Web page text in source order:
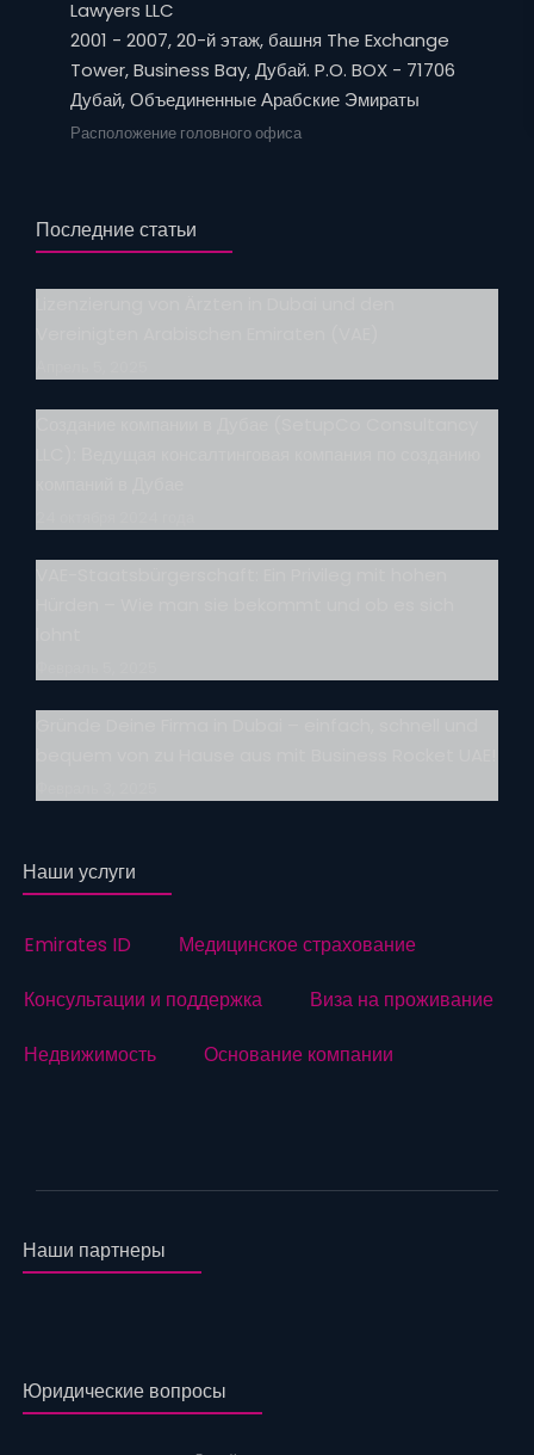
Lawyers LLC
2001 - 2007, 20-й этаж, башня The Exchange
Tower, Business Bay, Дубай. P.O. BOX - 71706
Дубай, Объединенные Арабские Эмираты
Расположение головного офиса
Последние статьи
Наши услуги
Emirates ID
Медицинское страхование
Консультации и поддержка
Виза на проживание
Недвижимость
Основание компании
Наши партнеры
Юридические вопросы